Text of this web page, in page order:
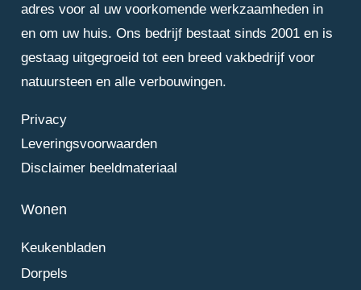
adres voor al uw voorkomende werkzaamheden in
en om uw huis. Ons bedrijf bestaat sinds 2001 en is
gestaag uitgegroeid tot een breed vakbedrijf voor
natuursteen en alle verbouwingen.
Privacy
Leveringsvoorwaarden
Disclaimer beeldmateriaal
Wonen
Keukenbladen
Dorpels